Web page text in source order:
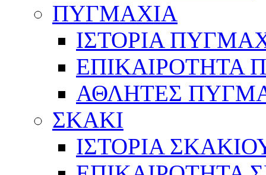
ΠΥΓΜΑΧΙΑ
ΙΣΤΟΡΙΑ
ΕΠΙΚΑΙΡΟΤΗΤΑ
ΑΘΛΗΤΕΣ
ΣΚΑΚΙ
ΙΣΤΟΡΙΑ